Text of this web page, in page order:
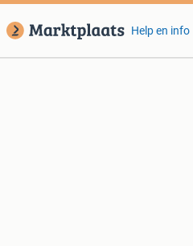
Help en info